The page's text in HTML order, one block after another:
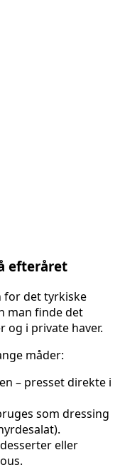
efteråret
for det tyrkiske
man finde det
og i private haver.
måder:
– presset direkte i
som dressing
eller